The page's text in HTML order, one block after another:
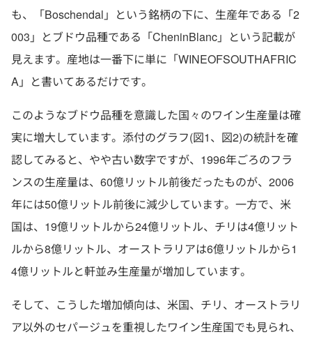
も、「Boschendal」という銘柄の下に、生産年である「2
003」とブドウ品種である「CheninBlanc」という記載が
見えます。産地は一番下に単に「WINEOFSOUTHAFRIC
A」と書いてあるだけです。
このようなブドウ品種を意識した国々のワイン生産量は確
実に増大しています。添付のグラフ(図1、図2)の統計を確
認してみると、やや古い数字ですが、1996年ごろのフラ
ンスの生産量は、60億リットル前後だったものが、2006
年には50億リットル前後に減少しています。一方で、米
国は、19億リットルから24億リットル、チリは4億リット
ルから8億リットル、オーストラリアは6億リットルから1
4億リットルと軒並み生産量が増加しています。
そして、こうした増加傾向は、米国、チリ、オーストラリ
ア以外のセパージュを重視したワイン生産国でも見られ、